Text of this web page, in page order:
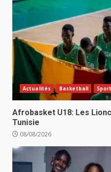
Actualités Basketball Sport
Afrobasket U18: Les
Tunisie
08/08/2026